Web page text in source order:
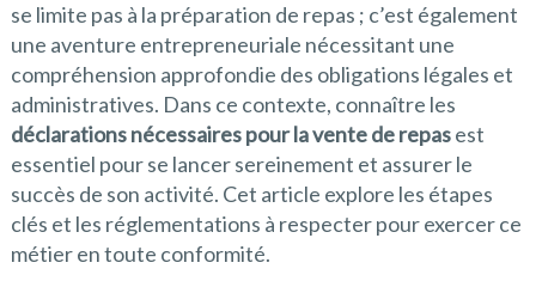
se limite pas à la préparation de repas ; c’est également
une aventure entrepreneuriale nécessitant une
compréhension approfondie des obligations légales et
administratives. Dans ce contexte, connaître les
déclarations nécessaires pour la vente de repasest
essentiel pour se lancer sereinement et assurer le
succès de son activité. Cet article explore les étapes
clés et les réglementations à respecter pour exercer ce
métier en toute conformité.